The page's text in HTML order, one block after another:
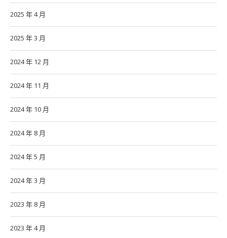
2025 年 4 月
2025 年 3 月
2024 年 12 月
2024 年 11 月
2024 年 10 月
2024 年 8 月
2024 年 5 月
2024 年 3 月
2023 年 8 月
2023 年 4 月